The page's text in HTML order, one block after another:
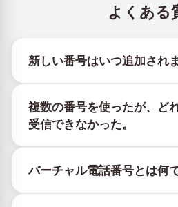
よくある
新しい番号はいつ追加され
@TigerSMSofficial_bot で確認
ネルは最新の番号在庫にアクセ
リーな更新を提供します。
複数の番号を使ったが、ど
受信できなかった。
ことはできません。サービスの
一時的な番号へのメッセージ配
バーチャル電話番号とは何